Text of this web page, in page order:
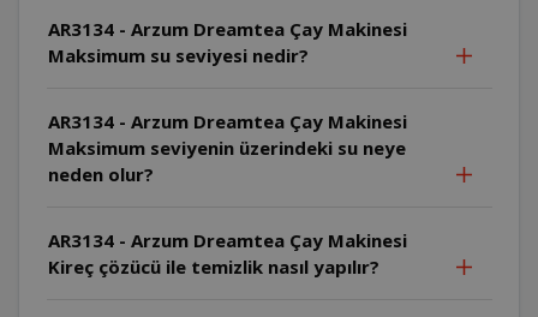
AR3134 - Arzum Dreamtea Çay Makinesi
Maksimum su seviyesi nedir?
AR3134 - Arzum Dreamtea Çay Makinesi
Maksimum seviyenin üzerindeki su neye
neden olur?
AR3134 - Arzum Dreamtea Çay Makinesi
Kireç çözücü ile temizlik nasıl yapılır?